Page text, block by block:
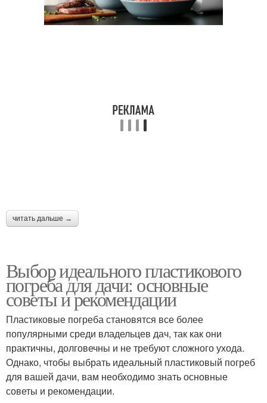
читать дальше →
Выбор идеального пластикового
погреба для дачи: основные
советы и рекомендации
Пластиковые погреба становятся все более
популярными среди владельцев дач, так как они
практичны, долговечны и не требуют сложного ухода.
Однако, чтобы выбрать идеальный пластиковый погреб
для вашей дачи, вам необходимо знать основные
советы и рекомендации.